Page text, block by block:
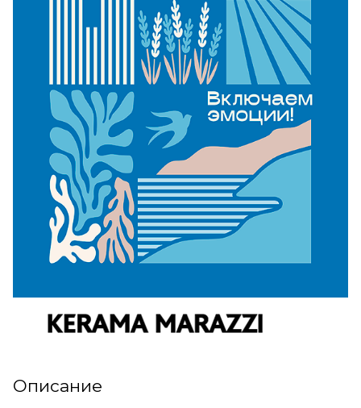
Описание